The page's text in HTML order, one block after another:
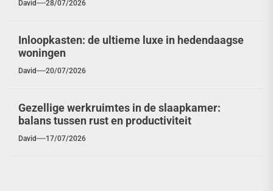
David 28/07/2026
Inloopkasten: de ultieme luxe in hedendaagse
woningen
David 20/07/2026
Gezellige werkruimtes in de slaapkamer:
balans tussen rust en productiviteit
David 17/07/2026